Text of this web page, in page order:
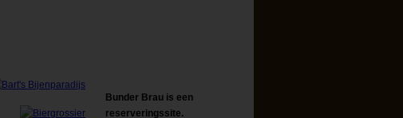
Bunder Brau is een
reserveringssite.